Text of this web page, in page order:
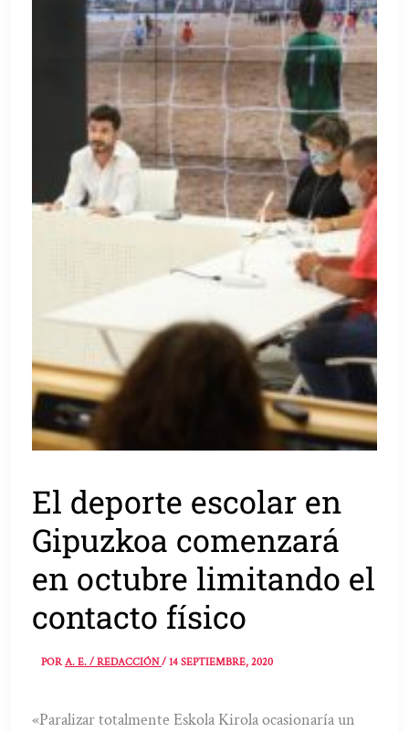
El deporte escolar en
Gipuzkoa comenzará
en octubre limitando el
contacto físico
PORA. E. / REDACCIÓN/14 SEPTIEMBRE, 2020
«Paralizar totalmente Eskola Kirola ocasionaría un